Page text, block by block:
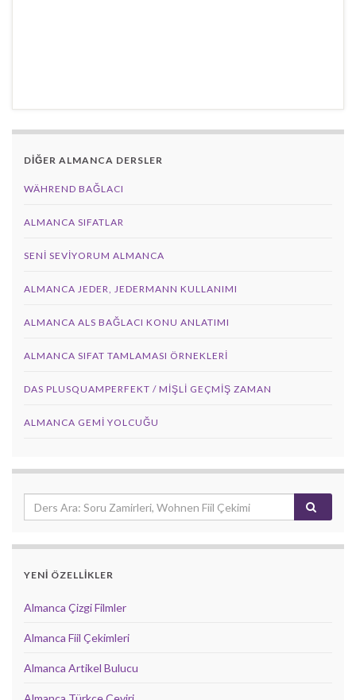
DİĞER ALMANCA DERSLER
WÄHREND BAĞLACI
ALMANCA SIFATLAR
SENI SEVIYORUM ALMANCA
ALMANCA JEDER, JEDERMANN KULLANIMI
ALMANCA ALS BAĞLACI KONU ANLATIMI
ALMANCA SIFAT TAMLAMASI ÖRNEKLERI
DAS PLUSQUAMPERFEKT / MİŞLİ GEÇMİŞ ZAMAN
ALMANCA GEMI YOLCUĞU
YENİ ÖZELLİKLER
Almanca Çizgi Filmler
Almanca Fiil Çekimleri
Almanca Artikel Bulucu